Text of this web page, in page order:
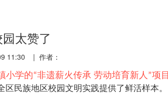
太赞了
11:30 | 作者：
小学的“非遗薪火传承 劳动培育新人 ”项目
民族地区校园文明实践提供了鲜活样本。